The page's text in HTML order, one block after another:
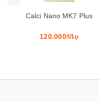
Canxi Nano Plus MK7 (100
130.000₫/hộp